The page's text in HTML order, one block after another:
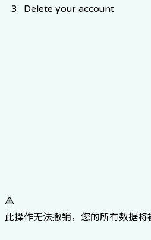
Delete your account
此操作无法撤销，您的所有数据将